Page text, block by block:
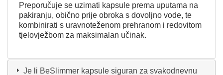
Preporučuje se uzimati kapsule prema uputama na
pakiranju, obično prije obroka s dovoljno vode, te
kombinirati s uravnoteženom prehranom i redovitom
tjelovježbom za maksimalan učinak.
Je li BeSlimmer kapsule siguran za svakodnevnu